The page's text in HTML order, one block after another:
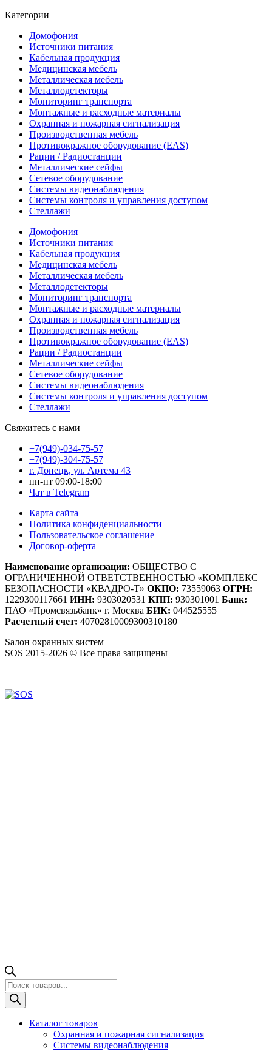
Категории
Домофония
Источники питания
Кабельная продукция
Медицинская мебель
Металлическая мебель
Металлодетекторы
Мониторинг транспорта
Монтажные и расходные материалы
Охранная и пожарная сигнализация
Производственная мебель
Противокражное оборудование (EAS)
Рации / Радиостанции
Металлические сейфы
Сетевое оборудование
Системы видеонаблюдения
Системы контроля и управления доступом
Стеллажи
Домофония
Источники питания
Кабельная продукция
Медицинская мебель
Металлическая мебель
Металлодетекторы
Мониторинг транспорта
Монтажные и расходные материалы
Охранная и пожарная сигнализация
Производственная мебель
Противокражное оборудование (EAS)
Рации / Радиостанции
Металлические сейфы
Сетевое оборудование
Системы видеонаблюдения
Системы контроля и управления доступом
Стеллажи
Свяжитесь с нами
+7(949)-034-75-57
+7(949)-304-75-57
г. Донецк, ул. Артема 43
пн-пт 09:00-18:00
Чат в Telegram
Карта сайта
Политика конфиденциальности
Пользовательское соглашение
Договор-оферта
Наименование организации: ОБЩЕСТВО С
ОГРАНИЧЕННОЙ ОТВЕТСТВЕННОСТЬЮ «КОМПЛЕКС
БЕЗОПАСНОСТИ «КВАДРО-Т» ОКПО: 73559063 ОГРН:
1229300117661 ИНН: 9303020531 КПП: 930301001 Банк:
ПАО «Промсвязьбанк» г. Москва БИК: 044525555
Расчетный счет: 40702810009300310180
Sалон охранных sистем
SOS 2015-2026 © Все права защищены
Поиск
товаров
Каталог товаров
Охранная и пожарная сигнализация
Системы видеонаблюдения